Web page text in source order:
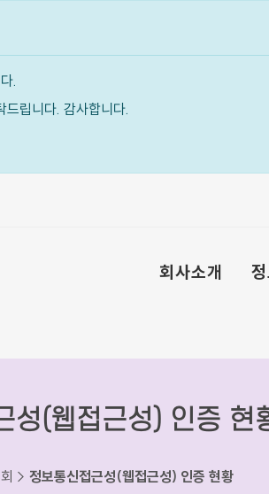
.
립니다. 감사합니다.
회사소개
성(웹접근성) 인증 현
> 정보통신접근성(웹접근성) 인증 현황